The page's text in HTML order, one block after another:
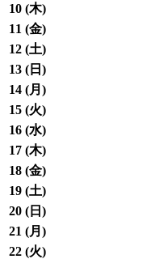
10 (木)
11 (金)
12 (土)
13 ( 日 )
14 (月 )
15 (火)
16 (水)
17 (木)
18 (金)
19 (土)
20 ( 日 )
21 (月 )
22 (火)